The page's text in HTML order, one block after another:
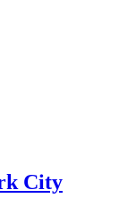
City